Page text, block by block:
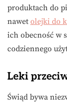
produktach do
nawet olejki do
ich obecność w
codziennego
Leki
Świąd bywa